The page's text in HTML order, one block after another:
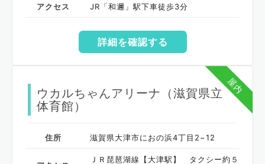
アクセス JR「和邇」駅下車徒歩3分
詳細を確認する
屋内
ウカルちゃんアリーナ（滋賀県立
体育館）
住所 滋賀県大津市におの浜4丁目2−12
ＪＲ琵琶湖線【大津駅】 タクシー約５